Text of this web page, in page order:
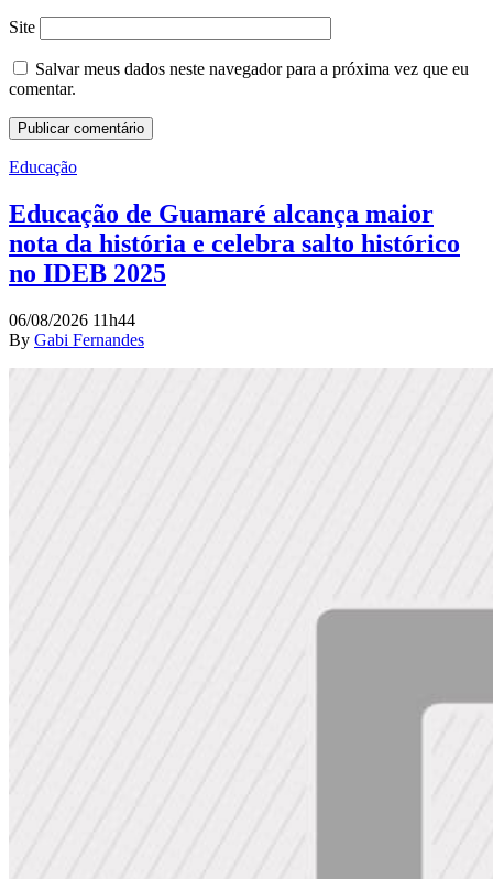
Site
Salvar meus dados neste navegador para a próxima vez que eu
comentar.
Educação
Educação de Guamaré alcança maior
nota da história e celebra salto histórico
no IDEB 2025
06/08/2026 11h44
By Gabi Fernandes